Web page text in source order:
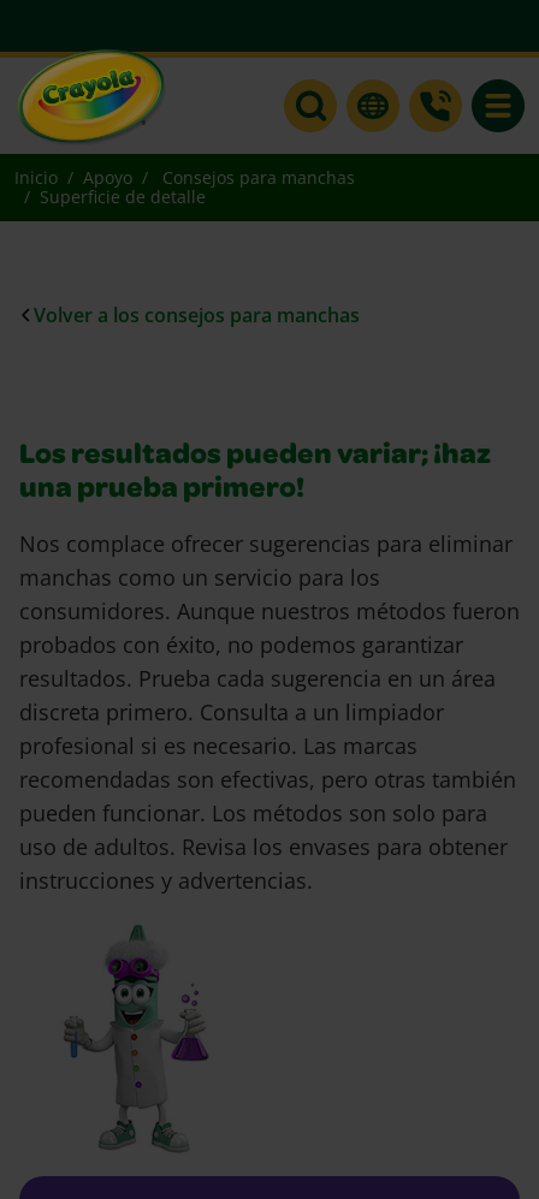
Inicio Apoyo
Consejos para manchas
Superficie de detalle
Volver a los consejos para manchas
Los resultados pueden variar; ¡haz
una prueba primero!
Nos complace ofrecer sugerencias para eliminar
manchas como un servicio para los
consumidores. Aunque nuestros métodos fueron
probados con éxito, no podemos garantizar
resultados. Prueba cada sugerencia en un área
discreta primero. Consulta a un limpiador
profesional si es necesario. Las marcas
recomendadas son efectivas, pero otras también
pueden funcionar. Los métodos son solo para
uso de adultos. Revisa los envases para obtener
instrucciones y advertencias.